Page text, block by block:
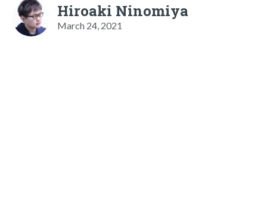
Hiroaki Ninomiya
March 24, 2021